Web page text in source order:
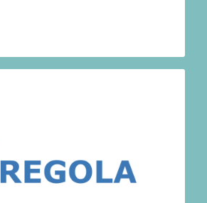
sui principi di revisione ISA Italia.
Gestisce in modalità
CLOUD
di
dei collaboratori e del